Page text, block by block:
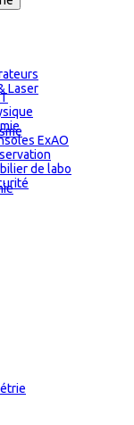
ExAO
de labo
Laser